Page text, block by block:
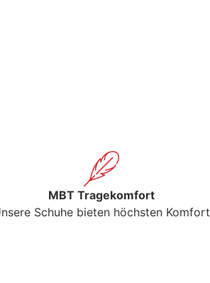
MBT Tragekomfort
Schuhe bieten höchsten Komfort